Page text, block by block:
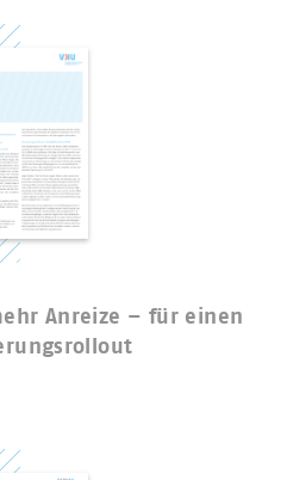
Anreize – für einen